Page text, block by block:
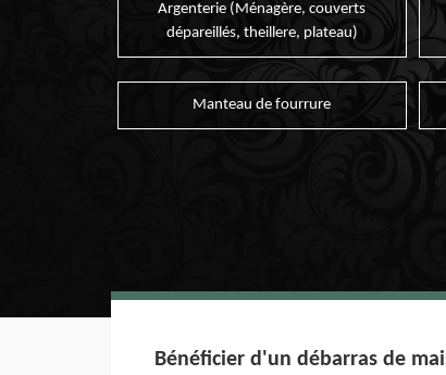
Argenterie (Ménagère, couverts
dépareillés, theillere, plateau)
Manteau de fourrure
Bénéficier d'un débarras de